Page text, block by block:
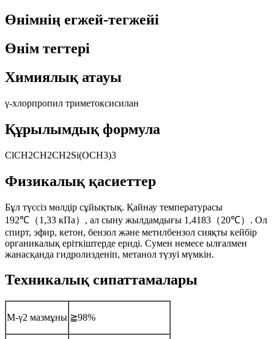
Өнімнің егжей-тегжейі
Өнім тегтері
Химиялық атауы
γ-хлорпропил триметоксисилан
Құрылымдық формула
ClCH2CH2CH2Si(OCH3)3
Физикалық қасиеттер
Бұл түссіз мөлдір сұйықтық. Қайнау температурасы
192℃（1,33 кПа）, ал сыну жылдамдығы 1,4183（20℃）. Ол
спирт, эфир, кетон, бензол және метилбензол сияқты кейбір
органикалық еріткіштерде ериді. Сумен немесе ылғалмен
жанасқанда гидролизденіп, метанол түзуі мүмкін.
Техникалық сипаттамалары
M-γ2 мазмұны ≧98%